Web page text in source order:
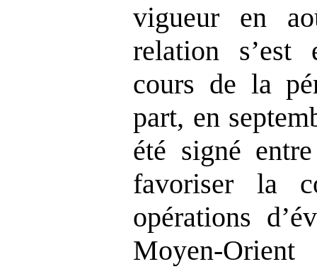
vigueur en
relation s’est
cours de la
part, en
été signé
favoriser la
opérations
Moyen-